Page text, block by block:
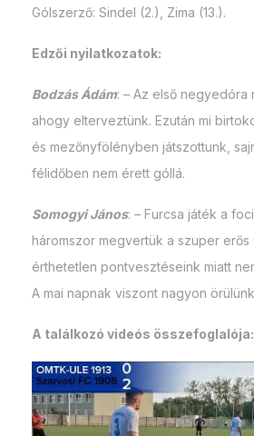
Gólszerző: Sindel (2.), Zima (13.).
Edzői nyilatkozatok:
Bodzás Ádám: – Az első negyedóra
ahogy elterveztünk. Ezután mi
és mezőnyfölényben játszottunk,
félidőben nem érett góllá.
Somogyi János: – Furcsa játék a
háromszor megvertük a szuper erős
érthetetlen pontvesztéseink miatt
A mai napnak viszont nagyon
A találkozó videós összefoglalója: